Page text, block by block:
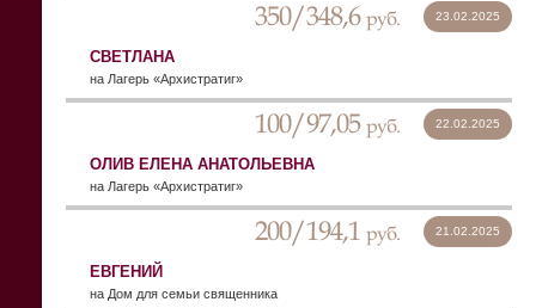
350/348,6 руб. 23.02.2025
СВЕТЛАНА
на Лагерь «Архистратиг»
100/97,05 руб. 22.02.2025
ОЛИВ ЕЛЕНА АНАТОЛЬЕВНА
на Лагерь «Архистратиг»
200/194,1 руб. 21.02.2025
ЕВГЕНИЙ
на Дом для семьи священника